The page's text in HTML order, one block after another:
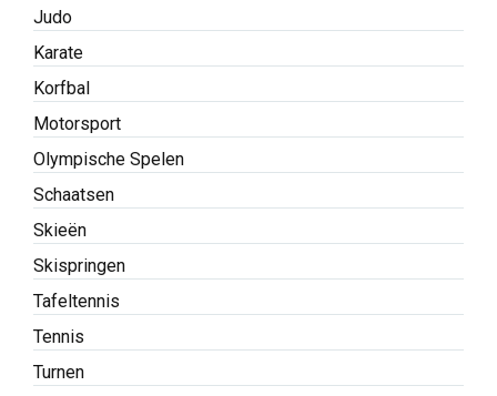
Judo
Karate
Korfbal
Motorsport
Olympische Spelen
Schaatsen
Skieën
Skispringen
Tafeltennis
Tennis
Turnen